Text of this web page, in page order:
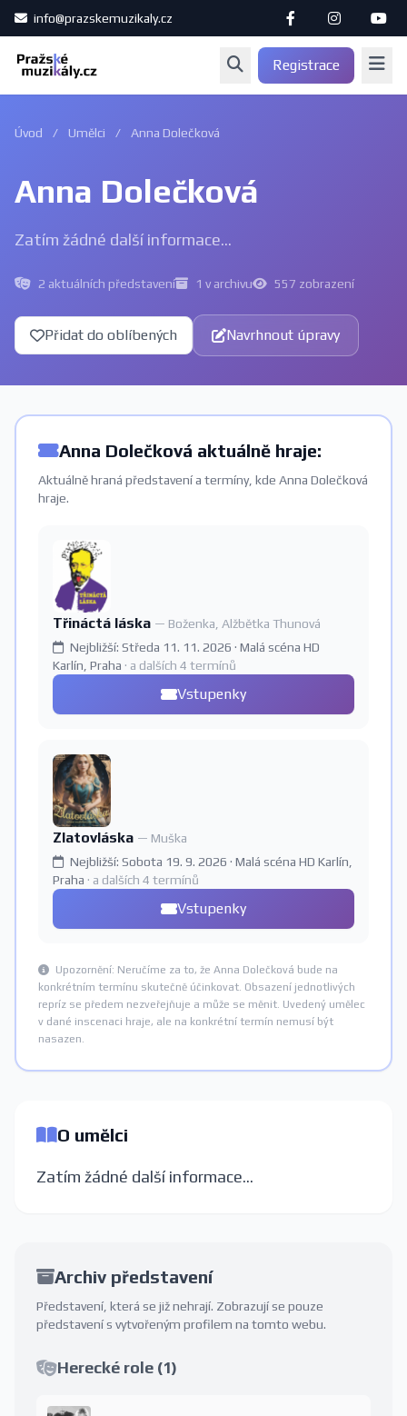
info@prazskemuzikaly.cz
Registrace
Úvod / Umělci / Anna Dolečková
Anna Dolečková
Zatím žádné další informace...
2 aktuálních představení 1 v archivu 557 zobrazení
Přidat do oblíbených Navrhnout úpravy
Anna Dolečková aktuálně hraje:
Aktuálně hraná představení a termíny, kde Anna Dolečková
hraje.
Třináctá láska — Boženka, Alžbětka Thunová
Nejbližší: Středa 11. 11. 2026 · Malá scéna HD
Karlín, Praha · a dalších 4 termínů
Vstupenky
Zlatovláska — Muška
Nejbližší: Sobota 19. 9. 2026 · Malá scéna HD Karlín,
Praha · a dalších 4 termínů
Vstupenky
Upozornění: Neručíme za to, že Anna Dolečková bude na
konkrétním termínu skutečně účinkovat. Obsazení jednotlivých
repríz se předem nezveřejňuje a může se měnit. Uvedený umělec
v dané inscenaci hraje, ale na konkrétní termín nemusí být
nasazen.
O umělci
Zatím žádné další informace...
Archiv představení
Představení, která se již nehrají. Zobrazují se pouze
představení s vytvořeným profilem na tomto webu.
Herecké role (1)